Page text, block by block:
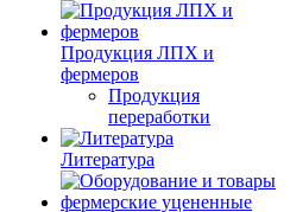
Продукция ЛПХ и
фермеров
Продукция
переработки
Литература